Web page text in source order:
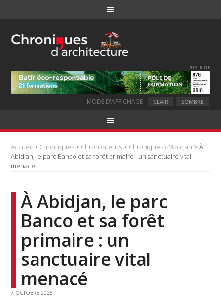
PUBLICITE
MODE D'AFFICHAGE : CLAIR SOMBRE
Accueil > Chroniques > Chroniqueurs > Chroniques d'Abidjan > À
Abidjan, le parc Banco et sa forêt primaire : un sanctuaire vital
menacé
À Abidjan, le parc
Banco et sa forêt
primaire : un
sanctuaire vital
menacé
7 OCTOBRE 2025